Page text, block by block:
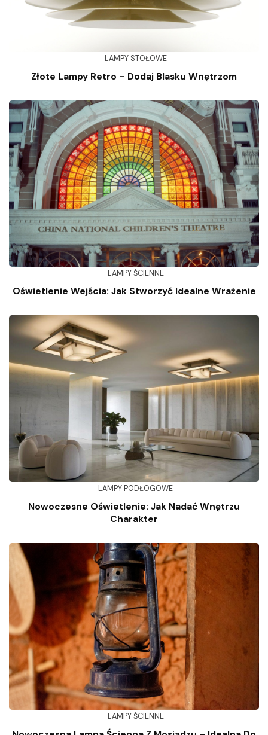
LAMPY STOŁOWE
Złote Lampy Retro – Dodaj Blasku Wnętrzom
LAMPY ŚCIENNE
Oświetlenie Wejścia: Jak Stworzyć Idealne Wrażenie
LAMPY PODŁOGOWE
Nowoczesne Oświetlenie: Jak Nadać Wnętrzu
Charakter
LAMPY ŚCIENNE